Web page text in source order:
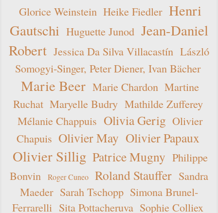
Glorice Weinstein Heike Fiedler Henri
Gautschi Huguette Junod Jean-Daniel
Robert Jessica Da Silva Villacastín László
Somogyi-Singer, Peter Diener, Ivan Bächer
Marie Beer Marie Chardon Martine
Ruchat Maryelle Budry Mathilde Zufferey
Mélanie Chappuis Olivia Gerig Olivier
Chapuis Olivier May Olivier Papaux
Olivier Sillig Patrice Mugny Philippe
Bonvin
Roger Cuneo Roland Stauffer Sandra
Maeder Sarah Tschopp Simona Brunel-
Ferrarelli Sita Pottacheruva Sophie Colliex